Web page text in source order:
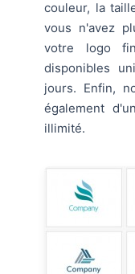
couleur, la
vous n'avez
votre logo
disponibles
jours. Enfin,
également
illimité.